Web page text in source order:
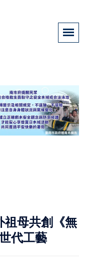
祖母共創《無
代工藝